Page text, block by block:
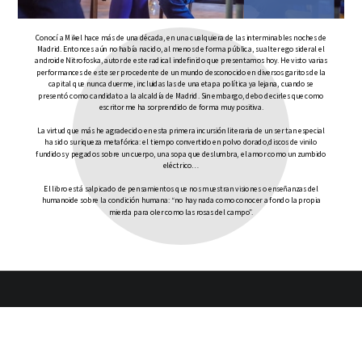
Conocí a Mikel hace más de una década, en una cualquiera de las interminables noches de
Madrid. Entonces aún no había nacido, al menos de forma pública, su alter ego sideral el
androide Nitrofoska, autor de este radical indefinido que presentamos hoy. He visto varias
performances de este ser procedente de un mundo desconocido en diversos garitos de la
capital que nunca duerme, incluidas las de una etapa política ya lejana, cuando se
presentó como candidato a la alcaldía de Madrid. Sin embargo, debo decirles que como
escritor me ha sorprendido de forma muy positiva.
La virtud que más he agradecido en esta primera incursión literaria de un ser tan especial
ha sido su riqueza metafórica: el tiempo convertido en polvo dorado,discos de vinilo
fundidos y pegados sobre un cuerpo, una sopa que deslumbra, el amor como un zumbido
eléctrico…
El libro está salpicado de pensamientos que nos muestran visiones o enseñanzas del
humanoide sobre la condición humana: “no hay nada como conocer a fondo la propia
mierda para oler como las rosas del campo”.